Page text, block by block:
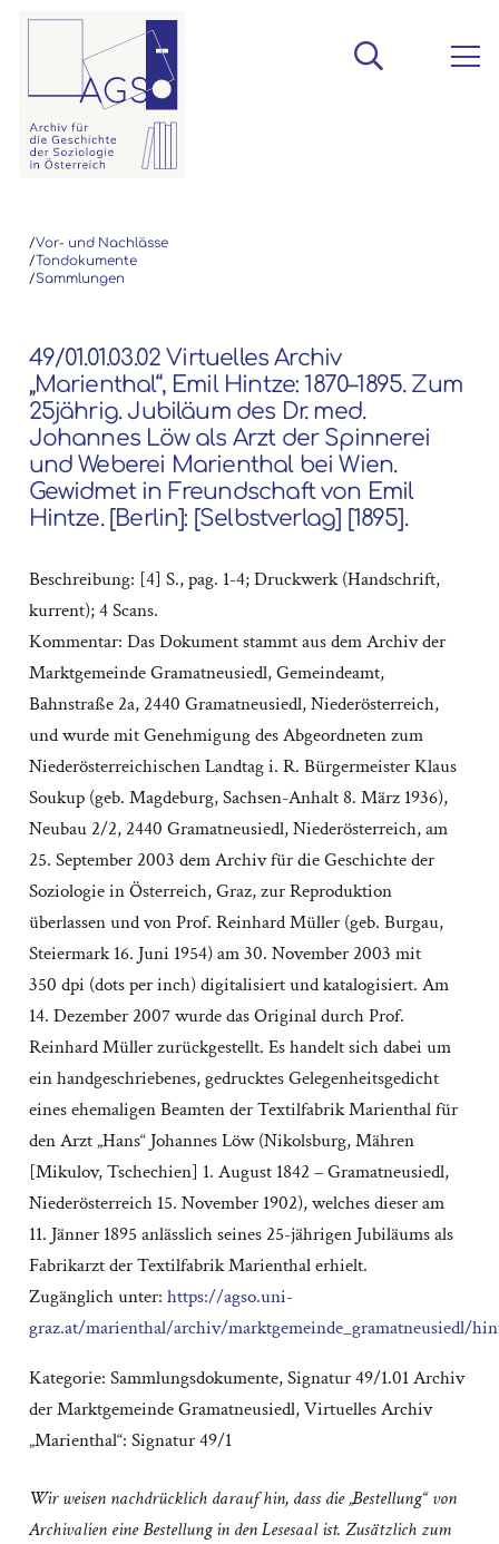
/Vor- und Nachlässe
/Tondokumente
/Sammlungen
49/01.01.03.02 Virtuelles Archiv
„Marienthal“, Emil Hintze: 1870–1895. Zum
25jährig. Jubiläum des Dr. med.
Johannes Löw als Arzt der Spinnerei
und Weberei Marienthal bei Wien.
Gewidmet in Freundschaft von Emil
Hintze. [Berlin]: [Selbstverlag] [1895].
Beschreibung: [4] S., pag. 1-4; Druckwerk (Handschrift,
kurrent); 4 Scans.
Kommentar: Das Dokument stammt aus dem Archiv der
Marktgemeinde Gramatneusiedl, Gemeindeamt,
Bahnstraße 2a, 2440 Gramatneusiedl, Niederösterreich,
und wurde mit Genehmigung des Abgeordneten zum
Niederösterreichischen Landtag i. R. Bürgermeister Klaus
Soukup (geb. Magdeburg, Sachsen-Anhalt 8. März 1936),
Neubau 2/2, 2440 Gramatneusiedl, Niederösterreich, am
25. September 2003 dem Archiv für die Geschichte der
Soziologie in Österreich, Graz, zur Reproduktion
überlassen und von Prof. Reinhard Müller (geb. Burgau,
Steiermark 16. Juni 1954) am 30. November 2003 mit
350 dpi (dots per inch) digitalisiert und katalogisiert. Am
14. Dezember 2007 wurde das Original durch Prof.
Reinhard Müller zurückgestellt. Es handelt sich dabei um
ein handgeschriebenes, gedrucktes Gelegenheitsgedicht
eines ehemaligen Beamten der Textilfabrik Marienthal für
den Arzt „Hans“ Johannes Löw (Nikolsburg, Mähren
[Mikulov, Tschechien] 1. August 1842 – Gramatneusiedl,
Niederösterreich 15. November 1902), welches dieser am
11. Jänner 1895 anlässlich seines 25-jährigen Jubiläums als
Fabrikarzt der Textilfabrik Marienthal erhielt.
Zugänglich unter: https://agso.uni-
graz.at/marienthal/archiv/marktgemeinde_gramatneusiedl/
Kategorie: Sammlungsdokumente,Signatur 49/1.01 Archiv
der Marktgemeinde Gramatneusiedl,Virtuelles Archiv
„Marienthal“: Signatur 49/1
Wir weisen nachdrücklich darauf hin, dass die „Bestellung“ von
Archivalien eine Bestellung in den Lesesaal ist. Zusätzlich zum